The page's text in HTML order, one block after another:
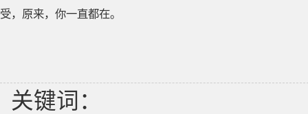
受，原来，你一直都在。
关键词：